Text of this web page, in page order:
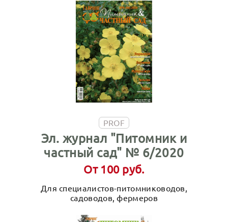
PROF
Эл. журнал "Питомник и
частный сад" № 6/2020
От 100 руб.
Для специалистов-питомниководов,
садоводов, фермеров